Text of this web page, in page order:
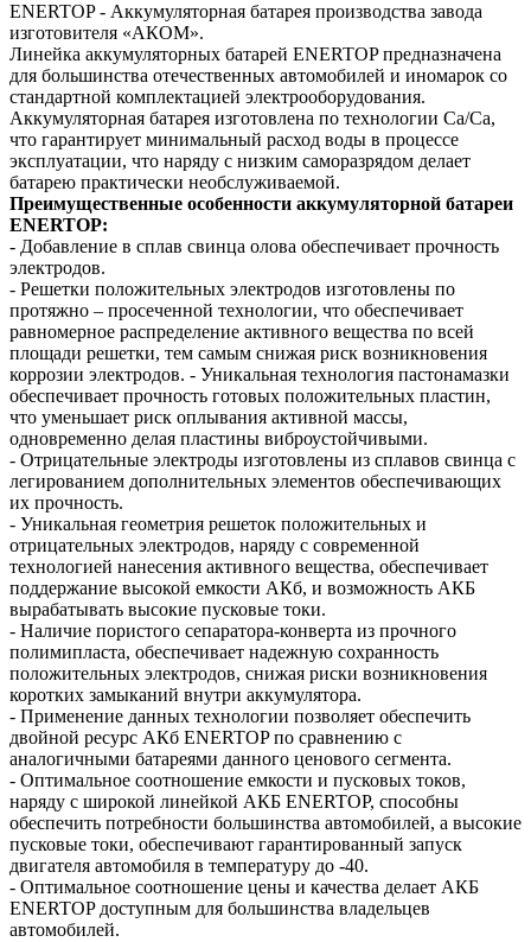
ENERTOP - Аккумуляторная батарея производства завода
изготовителя «АКОМ».
Линейка аккумуляторных батарей ENERTOP предназначена
для большинства отечественных автомобилей и иномарок со
стандартной комплектацией электрооборудования.
Аккумуляторная батарея изготовлена по технологии Ca/Ca,
что гарантирует минимальный расход воды в процессе
эксплуатации, что наряду с низким саморазрядом делает
батарею практически необслуживаемой.
Преимущественные особенности аккумуляторной батареи
ENERTOP:
- Добавление в сплав свинца олова обеспечивает прочность
электродов.
- Решетки положительных электродов изготовлены по
протяжно – просеченной технологии, что обеспечивает
равномерное распределение активного вещества по всей
площади решетки, тем самым снижая риск возникновения
коррозии электродов. - Уникальная технология пастонамазки
обеспечивает прочность готовых положительных пластин,
что уменьшает риск оплывания активной массы,
одновременно делая пластины виброустойчивыми.
- Отрицательные электроды изготовлены из сплавов свинца с
легированием дополнительных элементов обеспечивающих
их прочность.
- Уникальная геометрия решеток положительных и
отрицательных электродов, наряду с современной
технологией нанесения активного вещества, обеспечивает
поддержание высокой емкости АКб, и возможность АКБ
вырабатывать высокие пусковые токи.
- Наличие пористого сепаратора-конверта из прочного
полимипласта, обеспечивает надежную сохранность
положительных электродов, снижая риски возникновения
коротких замыканий внутри аккумулятора.
- Применение данных технологии позволяет обеспечить
двойной ресурс АКб ENERTOP по сравнению с
аналогичными батареями данного ценового сегмента.
- Оптимальное соотношение емкости и пусковых токов,
наряду с широкой линейкой АКБ ENERTOP, способны
обеспечить потребности большинства автомобилей, а высокие
пусковые токи, обеспечивают гарантированный запуск
двигателя автомобиля в температуру до -40.
- Оптимальное соотношение цены и качества делает АКБ
ENERTOP доступным для большинства владельцев
автомобилей.